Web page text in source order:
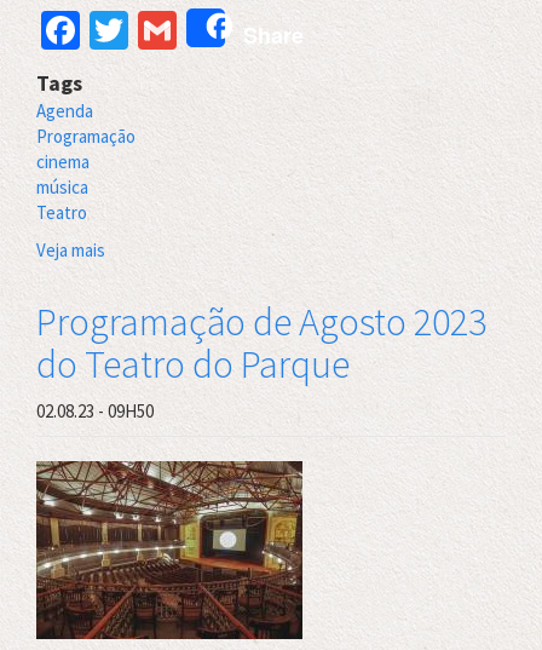
Facebook
TwitterGmailShare
Tags
Agenda
Programação
cinema
música
Teatro
Veja mais
Teatro
Parque
Programação
Outubro
Programação de Agosto 2023
do Teatro do Parque
02.08.23 - 09H50